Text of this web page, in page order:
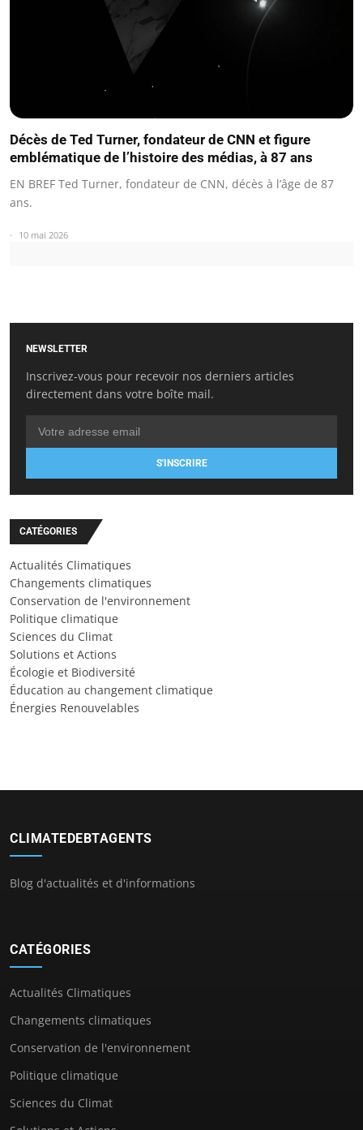
Décès de Ted Turner, fondateur de CNN et figure
emblématique de l’histoire des médias, à 87 ans
EN BREF Ted Turner, fondateur de CNN, décès à l’âge de 87
ans.
10 mai 2026
NEWSLETTER
Inscrivez-vous pour recevoir nos derniers articles
directement dans votre boîte mail.
S'INSCRIRE
CATÉGORIES
Actualités Climatiques
Changements climatiques
Conservation de l'environnement
Politique climatique
Sciences du Climat
Solutions et Actions
Écologie et Biodiversité
Éducation au changement climatique
Énergies Renouvelables
CLIMATEDEBTAGENTS
Blog d'actualités et d'informations
CATÉGORIES
Actualités Climatiques
Changements climatiques
Conservation de l'environnement
Politique climatique
Sciences du Climat